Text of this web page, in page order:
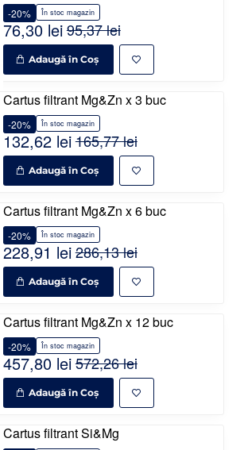
În stoc magazin
-20%
76,30 lei95,37 lei
Adaugă în Coş
Cartus filtrant Mg&Zn x 3 buc
În stoc magazin
-20%
132,62 lei165,77 lei
Adaugă în Coş
Cartus filtrant Mg&Zn x 6 buc
În stoc magazin
-20%
228,91 lei286,13 lei
Adaugă în Coş
Cartus filtrant Mg&Zn x 12 buc
În stoc magazin
-20%
457,80 lei572,26 lei
Adaugă în Coş
Cartus filtrant Si&Mg